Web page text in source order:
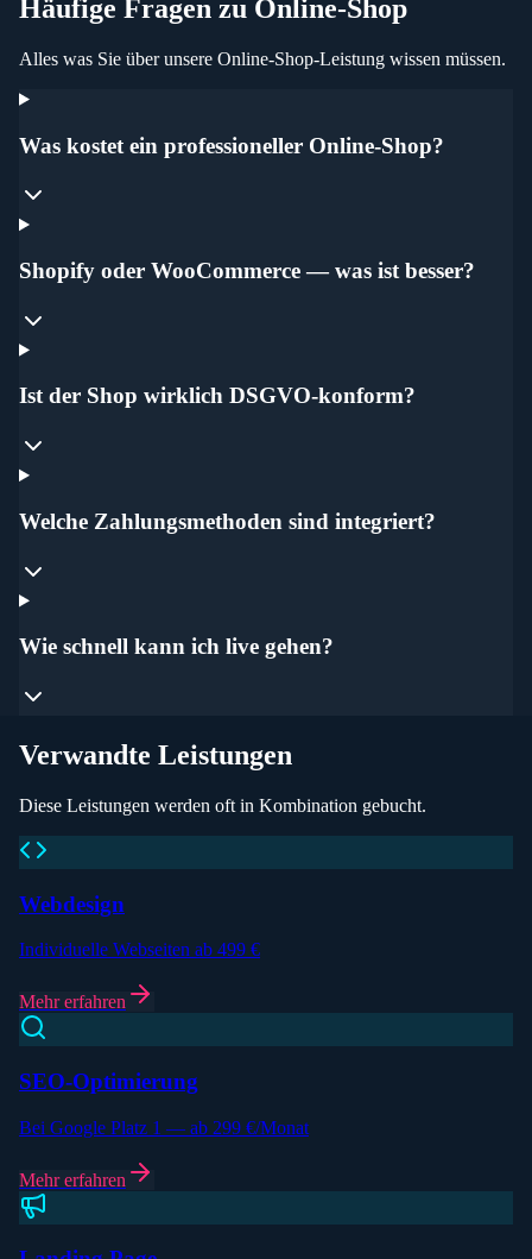
Häufige Fragen zu Online-Shop
Alles was Sie über unsere Online-Shop-Leistung wissen müssen.
Was kostet ein professioneller Online-Shop?
Shopify oder WooCommerce — was ist besser?
Ist der Shop wirklich DSGVO-konform?
Welche Zahlungsmethoden sind integriert?
Wie schnell kann ich live gehen?
Verwandte Leistungen
Diese Leistungen werden oft in Kombination gebucht.
Webdesign
Individuelle Webseiten ab 499 €
Mehr erfahren
SEO-Optimierung
Bei Google Platz 1 — ab 299 €/Monat
Mehr erfahren